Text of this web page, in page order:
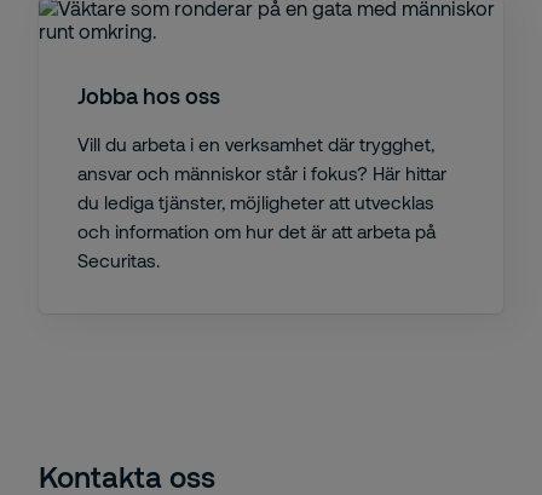
Jobba hos oss
Vill du arbeta i en verksamhet där trygghet,
ansvar och människor står i fokus? Här hittar
du lediga tjänster, möjligheter att utvecklas
och information om hur det är att arbeta på
Securitas.
Kontakta oss